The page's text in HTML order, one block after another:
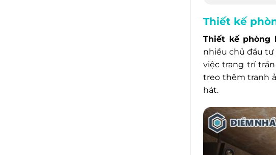
Thiết kế
Thiết kế phòng
nhiều chủ đầu tư
việc trang trí
treo thêm tranh
hát.